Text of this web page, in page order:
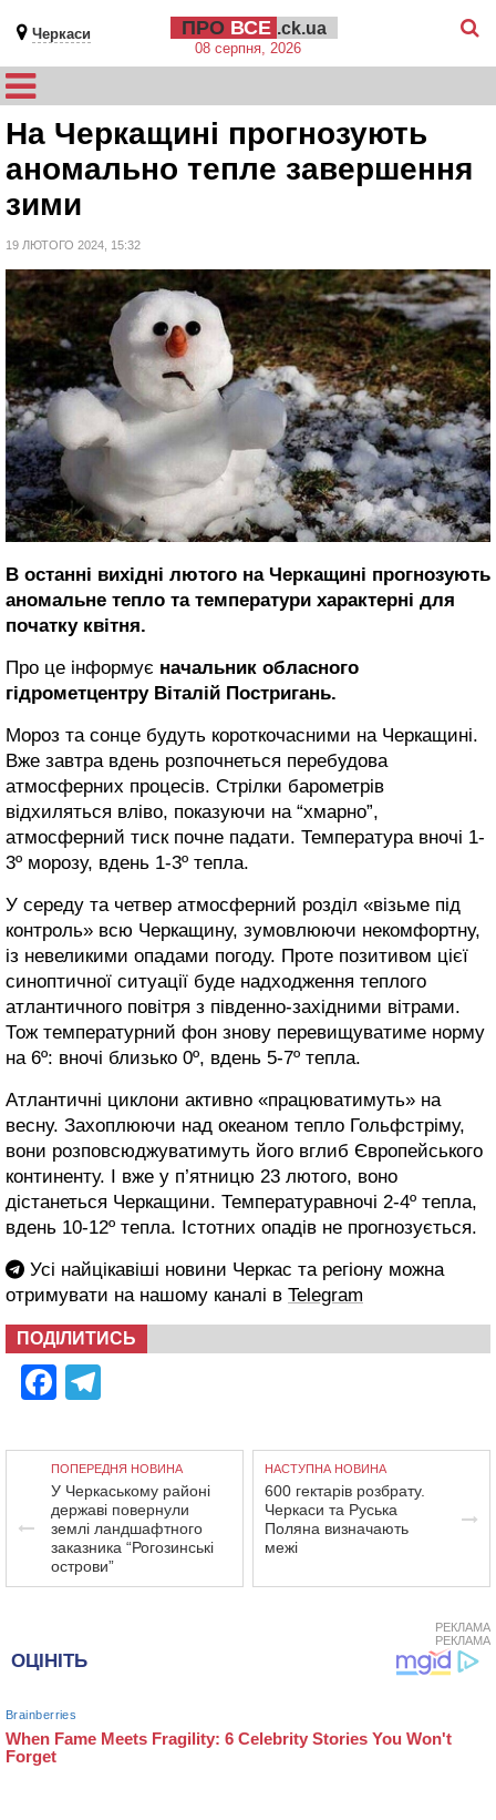
Черкаси ПРО ВСЕ .ck.ua
08 серпня, 2026
На Черкащині прогнозують
аномально тепле завершення
зими
19 ЛЮТОГО 2024, 15:32
В останні вихідні лютого на Черкащині прогнозують
аномальне тепло та температури характерні для
початку квітня.
Про це інформує начальник обласного
гідрометцентру Віталій Постригань.
Мороз та сонце будуть короткочасними на Черкащині.
Вже завтра вдень розпочнеться перебудова
атмосферних процесів. Стрілки барометрів
відхиляться вліво, показуючи на “хмарно”,
атмосферний тиск почне падати. Температура вночі 1-
3º морозу, вдень 1-3º тепла.
У середу та четвер атмосферний розділ «візьме під
контроль» всю Черкащину, зумовлюючи некомфортну,
із невеликими опадами погоду. Проте позитивом цієї
синоптичної ситуації буде надходження теплого
атлантичного повітря з південно-західними вітрами.
Тож температурний фон знову перевищуватиме норму
на 6º: вночі близько 0º, вдень 5-7º тепла.
Атлантичні циклони активно «працюватимуть» на
весну. Захоплюючи над океаном тепло Гольфстріму,
вони розповсюджуватимуть його вглиб Європейського
континенту. І вже у п’ятницю 23 лютого, воно
дістанеться Черкащини. Температуравночі 2-4º тепла,
вдень 10-12º тепла. Істотних опадів не прогнозується.
Усі найцікавіші новини Черкас та регіону можна
отримувати на нашому каналі в Telegram
ПОДІЛИТИСЬ
Facebook
ПОПЕРЕДНЯ НОВИНА
У Черкаському районі
державі повернули
землі ландшафтного
заказника “Рогозинські
острови”
НАСТУПНА НОВИНА
600 гектарів розбрату.
Черкаси та Руська
Поляна визначають
межі
РЕКЛАМА
РЕКЛАМА